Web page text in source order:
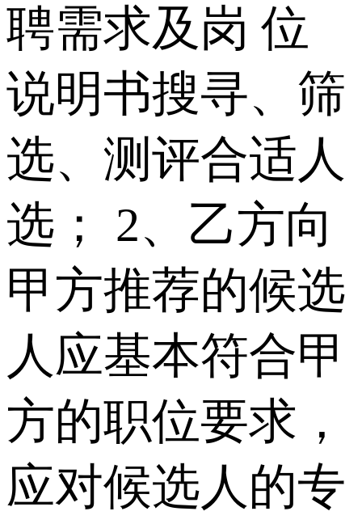
聘需求及岗 位
说明书搜寻、筛
选、测评合适人
选； 2、乙方向
甲方推荐的候选
人应基本符合甲
方的职位要求，
应对候选人的专